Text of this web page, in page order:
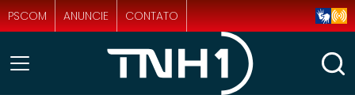
PSCOM ANUNCIE CONTATO